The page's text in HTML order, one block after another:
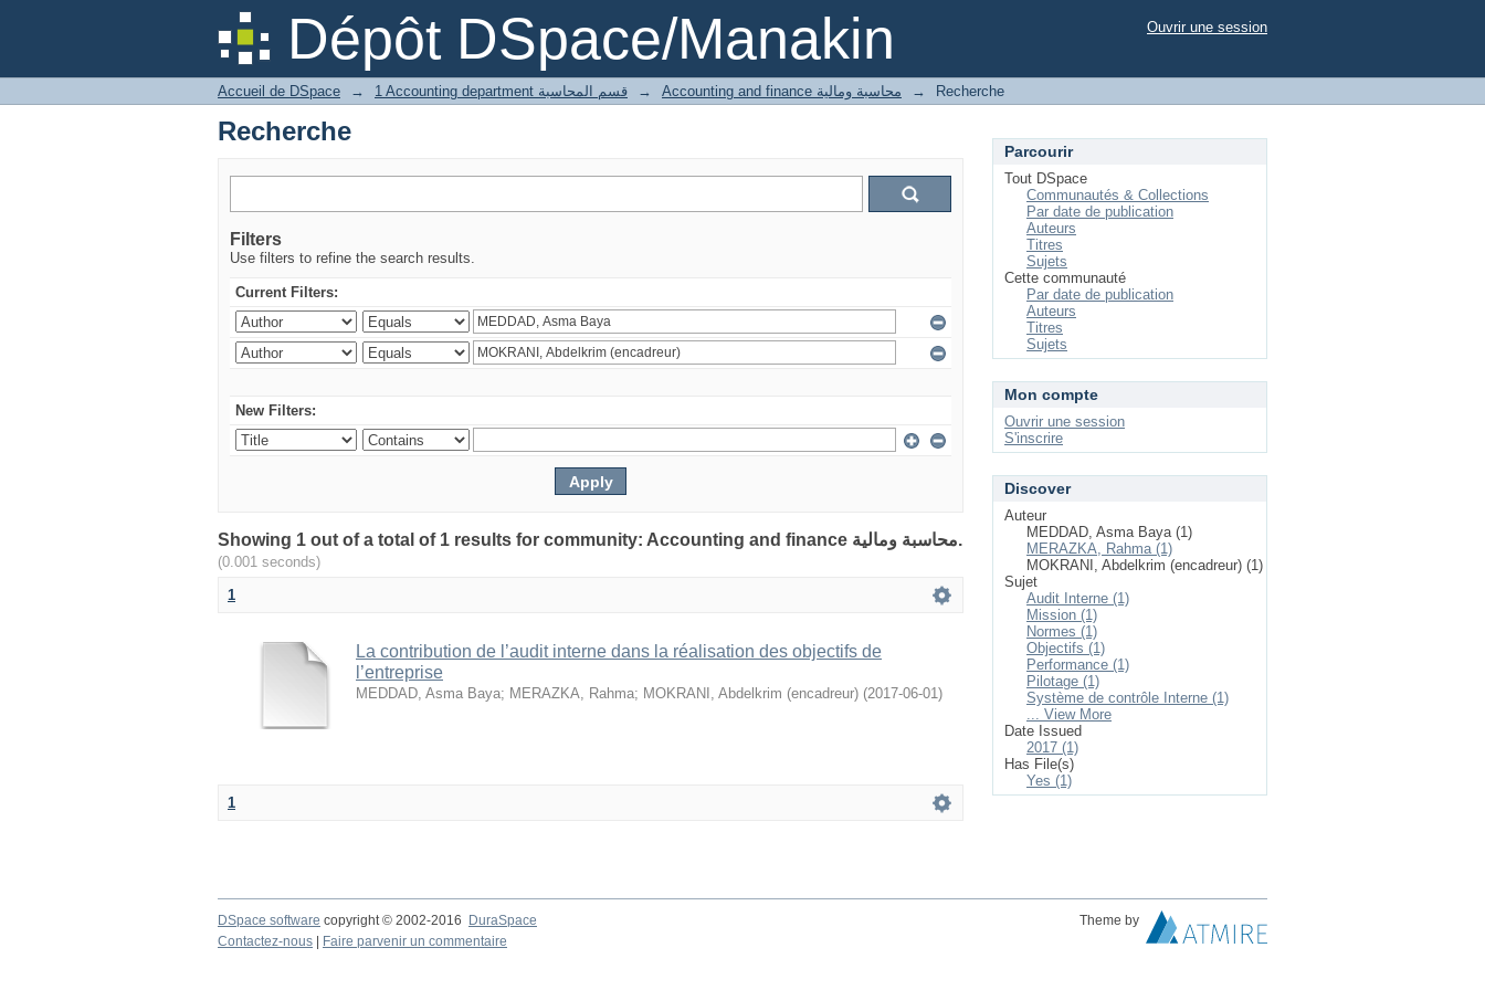
Dépôt DSpace/Manakin
Recherche Ouvrir une session
Accueil de DSpace → 1 Accounting department قسم المحاسبة → Accounting and finance محاسبة ومالية → Recherche
Recherche
Filters
Use filters to refine the search results.
Current Filters:
New Filters:
Showing 1 out of a total of 1 results for community: Accounting and finance محاسبة ومالية.
(0.001 seconds)
1
La contribution de l’audit interne dans la réalisation des objectifs de
l’entreprise
MEDDAD, Asma Baya; MERAZKA, Rahma; MOKRANI, Abdelkrim (encadreur) (2017-06-01)
1
Parcourir
Tout DSpace
Communautés & Collections
Par date de publication
Auteurs
Titres
Sujets
Cette communauté
Par date de publication
Auteurs
Titres
Sujets
Mon compte
Ouvrir une session
S'inscrire
Discover
Auteur
MEDDAD, Asma Baya (1)
MERAZKA, Rahma (1)
MOKRANI, Abdelkrim (encadreur) (1)
Sujet
Audit Interne (1)
Mission (1)
Normes (1)
Objectifs (1)
Performance (1)
Pilotage (1)
Système de contrôle Interne (1)
... View More
Date Issued
2017 (1)
Has File(s)
Yes (1)
DSpace software copyright © 2002-2016 DuraSpace
Theme by
Contactez-nous
Faire parvenir un commentaire